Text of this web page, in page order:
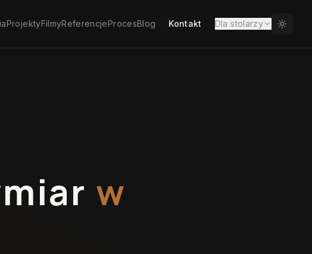
ProjektyFilmyReferencjeProcesBlog Kontakt Dla stolarzy
w